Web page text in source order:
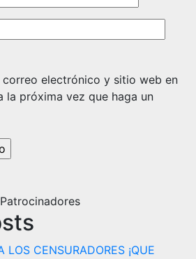
correo electrónico y sitio web en
la próxima vez que haga un
Patrocinadores
LOS CENSURADORES ¡QUE